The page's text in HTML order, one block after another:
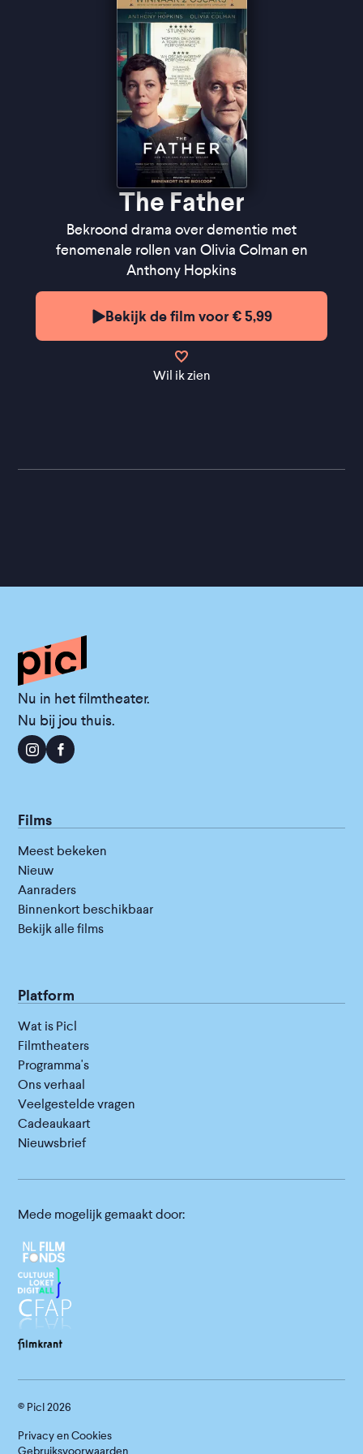
''De film verwart en desoriënteert, en haalt onze
belevingswereld door de mangel'' ★★★★
''Gaandeweg wordt alle logica losgelaten, zodat de
kijker wordt meegenomen in Anthony’s verwarring''
VPRO Cinema
''Virtuoze Anthony Hopkins ontroert'' - Het Parool
The Father
Bekroond drama over dementie met
fenomenale rollen van Olivia Colman en
Anthony Hopkins
Bekijk de film voor € 5,99
Wil ik zien
Nu in het filmtheater.
Nu bij jou thuis.
Films
Meest bekeken
Nieuw
Aanraders
Binnenkort beschikbaar
Bekijk alle films
Platform
Wat is Picl
Filmtheaters
Programma's
Ons verhaal
Veelgestelde vragen
Cadeaukaart
Nieuwsbrief
Mede mogelijk gemaakt door:
© Picl2026
Privacy en Cookies
Gebruiksvoorwaarden